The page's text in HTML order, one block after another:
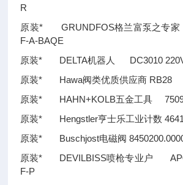
R
原装* GRUNDFOS格兰富泵之专
F-A-BAQE
原装* DELTA机器人 DC3010
原装* Hawa阀类优质供应商 RB28
原装* HAHN+KOLB五金工具
原装* Hengstler亨士乐工业计数
原装* Buschjost电磁阀
原装* DEVILBISS喷枪专业户
F-P